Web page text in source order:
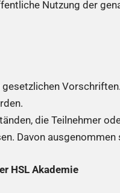
Nutzung der
die Teilnehmer
Davon
HSL Akademie